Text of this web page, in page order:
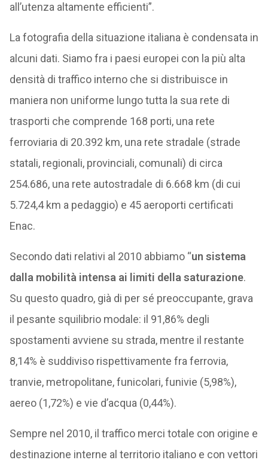
all’utenza altamente efficienti”.
La fotografia della situazione italiana è condensata in
alcuni dati. Siamo fra i paesi europei con la più alta
densità di traffico interno che si distribuisce in
maniera non uniforme lungo tutta la sua rete di
trasporti che comprende 168 porti, una rete
ferroviaria di 20.392 km, una rete stradale (strade
statali, regionali, provinciali, comunali) di circa
254.686, una rete autostradale di 6.668 km (di cui
5.724,4 km a pedaggio) e 45 aeroporti certificati
Enac.
Secondo dati relativi al 2010 abbiamo “un sistema
dalla mobilità intensa ai limiti della saturazione.
Su questo quadro, già di per sé preoccupante, grava
il pesante squilibrio modale: il 91,86% degli
spostamenti avviene su strada, mentre il restante
8,14% è suddiviso rispettivamente fra ferrovia,
tranvie, metropolitane, funicolari, funivie (5,98%),
aereo (1,72%) e vie d’acqua (0,44%).
Sempre nel 2010, il traffico merci totale con origine e
destinazione interne al territorio italiano e con vettori